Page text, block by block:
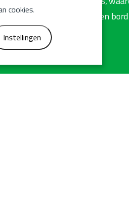
gereedschap/onderdelen bord
cookies.
Instellingen